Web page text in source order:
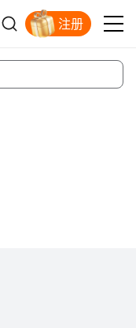
注册